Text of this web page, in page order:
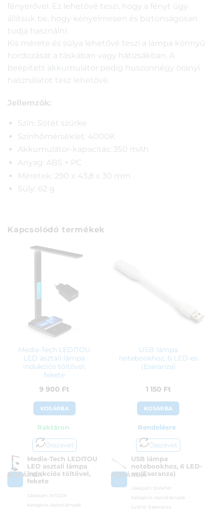
fényerővel. Ez lehetővé teszi, hogy a fényt úgy
állítsuk be, hogy kényelmesen és biztonságosan
tudja használni.
Kis mérete és súlya lehetővé teszi a lámpa könnyű
hordozását a táskában vagy hátizsákban. A
beépített akkumulátor pedig huszonnégy órányi
használatot tesz lehetővé.
Jellemzők:
Szín: Sötét szürke
Színhőmérséklet: 4000K
Akkumulátor-kapacitás: 350 mAh
Anyag: ABS + PC
Méretek: 290 x 43,8 x 30 mm
Súly: 62 g
Kapcsolódó termékek
Media-Tech LEDITOU
LED asztali lámpa
indukciós töltővel,
fekete
9 900 Ft
KOSÁRBA
Raktáron
Összevet
KOSÁRBA
Media-Tech LEDITOU
LED asztali lámpa
indukciós töltővel,
fekete
Cikkszám: MT222K
Kategória:Asztali lámpák
USB lámpa
notebookhoz, 6 LED-es
(Eseranza)
1 150 Ft
KOSÁRBA
Rendelésre
Összevet
KOSÁRBA
USB lámpa
notebookhoz, 6 LED-
es (Eseranza)
Cikkszám:
EA147W
Kategória: Asztali lámpák
Gyártó:
Esperanza